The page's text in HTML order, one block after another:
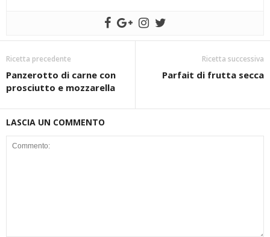
Ricetta precedente
Panzerotto di carne con
prosciutto e mozzarella
Ricetta successiva
Parfait di frutta secca
LASCIA UN COMMENTO